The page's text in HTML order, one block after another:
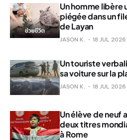
Un homme libère
piégée dans un
de Layan
JASON K. 18 JUL 2026
Un touriste
sa voiture sur la
JASON K. 18 JUL 2026
Un élève de neuf
deux titres
à Rome